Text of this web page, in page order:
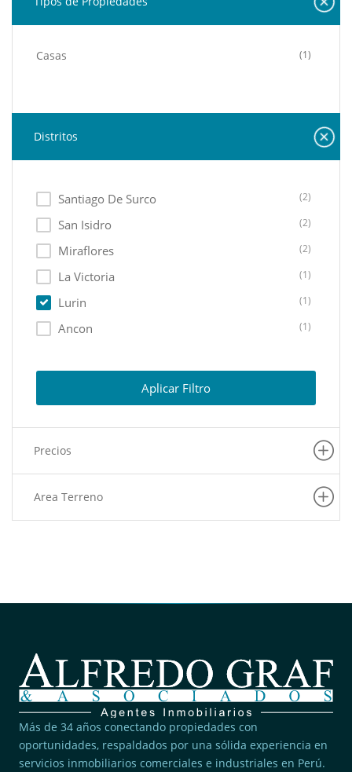
Casas (1)
Distritos
Santiago De Surco (2)
San Isidro (2)
Miraflores (2)
La Victoria (1)
Lurin (1)
Ancon (1)
Chorrillos (1)
La Molina (1)
San Juan De Miraflores
Aplicar Filtro
Precios
Area Terreno
Más de 34 años conectando propiedades con
oportunidades, respaldados por una sólida experiencia en
servicios inmobiliarios comerciales e industriales en Perú.